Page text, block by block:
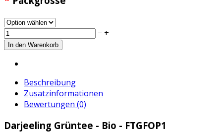
− +
Beschreibung
Zusatzinformationen
Bewertungen (0)
Darjeeling Grüntee - Bio - FTGFOP1